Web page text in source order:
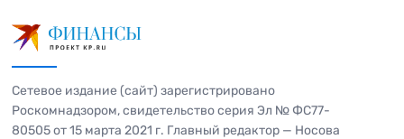
Сетевое издание (сайт) зарегистрировано
Роскомнадзором, свидетельство серия Эл № ФС77-
80505 от 15 марта 2021 г. Главный редактор — Носова